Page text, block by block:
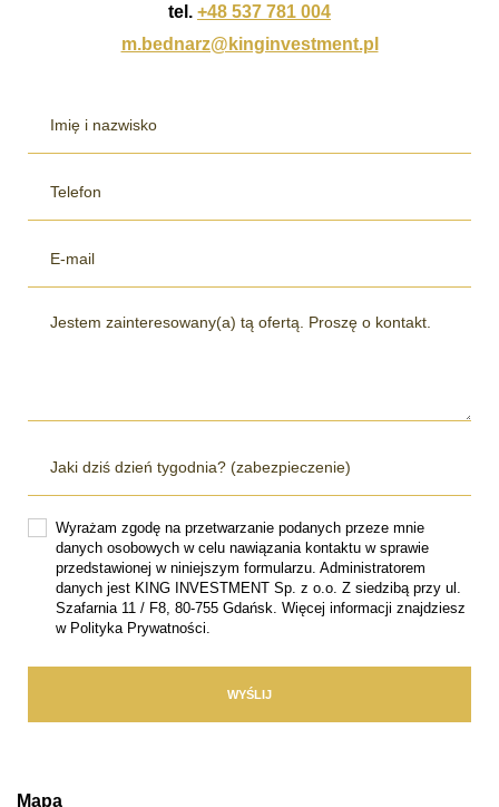
tel. +48 537 781 004
m.bednarz@kinginvestment.pl
Wyrażam zgodę na przetwarzanie podanych przeze mnie
danych osobowych w celu nawiązania kontaktu w sprawie
przedstawionej w niniejszym formularzu. Administratorem
danych jest KING INVESTMENT Sp. z o.o. Z siedzibą przy ul.
Szafarnia 11 / F8, 80-755 Gdańsk. Więcej informacji znajdziesz
w Polityka Prywatności.
Mapa